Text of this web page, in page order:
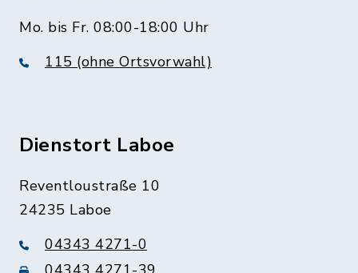
Mo. bis Fr. 08:00-18:00 Uhr
115 (ohne Ortsvorwahl)
Dienstort Laboe
Reventloustraße 10
24235 Laboe
04343 4271-0